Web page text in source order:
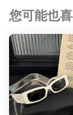
您可能也